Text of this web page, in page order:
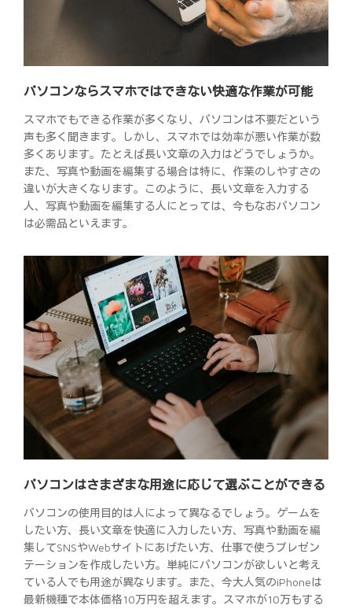
パソコンならスマホではできない快適な作業が可能
スマホでもできる作業が多くなり、パソコンは不要だという
声も多く聞きます。しかし、スマホでは効率が悪い作業が数
多くあります。たとえば長い文章の入力はどうでしょうか。
また、写真や動画を編集する場合は特に、作業のしやすさの
違いが大きくなります。このように、長い文章を入力する
人、写真や動画を編集する人にとっては、今もなおパソコン
は必需品といえます。
パソコンはさまざまな用途に応じて選ぶことができる
パソコンの使用目的は人によって異なるでしょう。ゲームを
したい方、長い文章を快適に入力したい方、写真や動画を編
集してSNSやWebサイトにあげたい方、仕事で使うプレゼン
テーションを作成したい方。単純にパソコンが欲しいと考え
ている人でも用途が異なります。また、今大人気のiPhoneは
最新機種で本体価格10万円を超えます。スマホが10万もする